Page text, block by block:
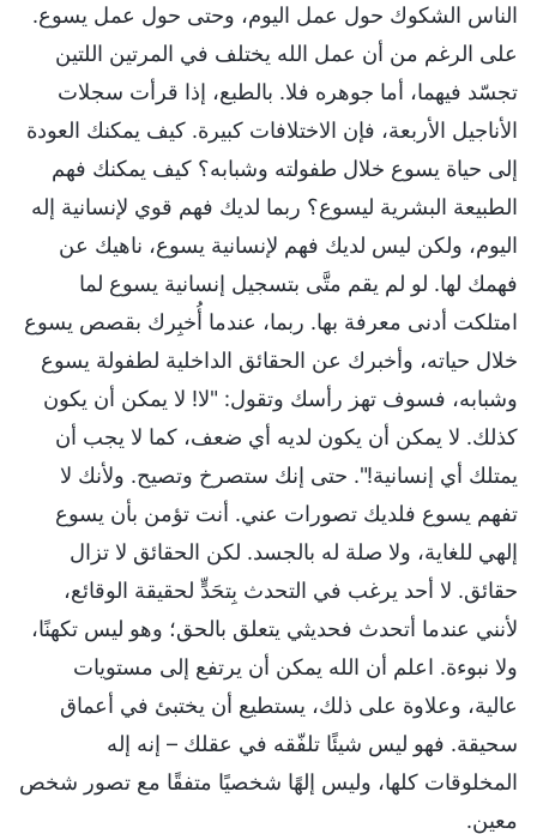
الناس الشكوك حول عمل اليوم، وحتى حول عمل يسوع.
على الرغم من أن عمل الله يختلف في المرتين اللتين
تجسّد فيهما، أما جوهره فلا. بالطبع، إذا قرأت سجلات
الأناجيل الأربعة، فإن الاختلافات كبيرة. كيف يمكنك العودة
إلى حياة يسوع خلال طفولته وشبابه؟ كيف يمكنك فهم
الطبيعة البشرية ليسوع؟ ربما لديك فهم قوي لإنسانية إله
اليوم، ولكن ليس لديك فهم لإنسانية يسوع، ناهيك عن
فهمك لها. لو لم يقم متَّى بتسجيل إنسانية يسوع لما
امتلكت أدنى معرفة بها. ربما، عندما أُخبِرك بقصص يسوع
خلال حياته، وأخبرك عن الحقائق الداخلية لطفولة يسوع
وشبابه، فسوف تهز رأسك وتقول: "لا! لا يمكن أن يكون
كذلك. لا يمكن أن يكون لديه أي ضعف، كما لا يجب أن
يمتلك أي إنسانية!". حتى إنك ستصرخ وتصيح. ولأنك لا
تفهم يسوع فلديك تصورات عني. أنت تؤمن بأن يسوع
إلهي للغاية، ولا صلة له بالجسد. لكن الحقائق لا تزال
حقائق. لا أحد يرغب في التحدث بِتحَدٍّ لحقيقة الوقائع،
لأنني عندما أتحدث فحديثي يتعلق بالحق؛ وهو ليس تكهنًا،
ولا نبوءة. اعلم أن الله يمكن أن يرتفع إلى مستويات
عالية، وعلاوة على ذلك، يستطيع أن يختبئ في أعماق
سحيقة. فهو ليس شيئًا تلفّقه في عقلك – إنه إله
المخلوقات كلها، وليس إلهًا شخصيًا متفقًا مع تصور شخص
معين.